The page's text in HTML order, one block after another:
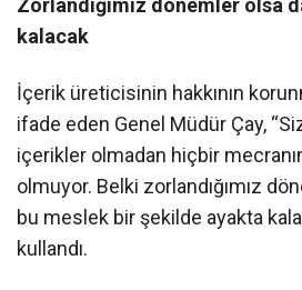
Zorlandığımız dönemler olsa
kalacak
İçerik üreticisinin hakkının
ifade eden Genel Müdür Çay,
içerikler olmadan hiçbir mecranın
olmuyor. Belki zorlandığımız
bu meslek bir şekilde ayakta
kullandı.